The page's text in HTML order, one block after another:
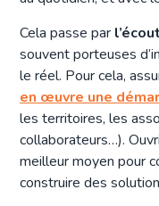
Cela passe par
souvent porteuses
le réel. Pour cela,
en œuvre une
les territoires, les
collaborateurs…).
meilleur moyen pour
construire des